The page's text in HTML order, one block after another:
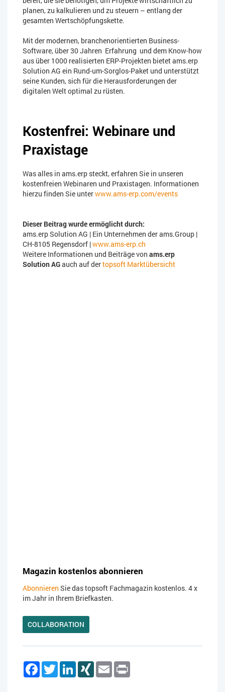
planen, zu kalkulieren und zu steuern – entlang der
gesamten Wertschöpfungskette.
Mit der modernen, branchenorientierten Business-
Software, über 30 Jahren Erfahrung und dem Know-how
aus über 1000 realisierten ERP-Projekten bietet ams.erp
Solution AG ein Rund-um-Sorglos-Paket und unterstützt
seine Kunden, sich für die Herausforderungen der
digitalen Welt optimal zu rüsten.
Kostenfrei: Webinare und
Praxistage
Was alles in ams.erp steckt, erfahren Sie in unseren
kostenfreien Webinaren und Praxistagen. Informationen
hierzu finden Sie unterwww.ams-erp.com/events
Dieser Beitrag wurde ermöglicht durch:
ams.erp Solution AG | Ein Unternehmen der ams.Group |
CH-8105 Regensdorf |www.ams-erp.ch
Weitere Informationen und Beiträge von ams.erp
Solution AGauch auf dertopsoft Marktübersicht
Magazin kostenlos abonnieren
Abonnieren Sie das topsoft Fachmagazin kostenlos. 4 x
im Jahr in Ihrem Briefkasten.
COLLABORATION
FacebookTwitterLinkedInXING Email